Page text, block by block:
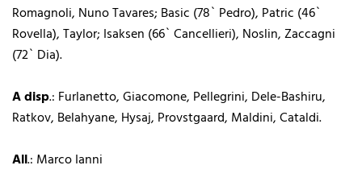
Romagnoli, Nuno Tavares; Basic (78` Pedro), Patric (46`
Rovella), Taylor; Isaksen (66` Cancellieri), Noslin, Zaccagni
(72` Dia).
A disp.: Furlanetto, Giacomone, Pellegrini, Dele-Bashiru,
Ratkov, Belahyane, Hysaj, Provstgaard, Maldini, Cataldi.
All.: Marco Ianni